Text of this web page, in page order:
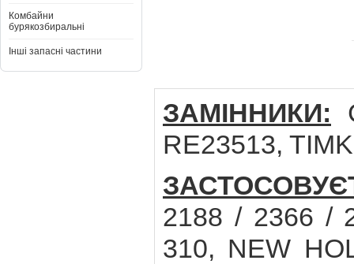
Комбайни
бурякозбиральні
Інші запасні частини
ЗАМІННИКИ:
RE23513,
2188 / 2366 /
310, NEW